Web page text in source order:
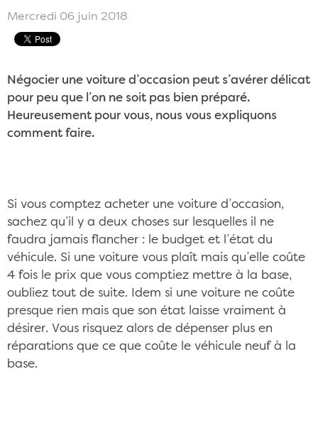
Mercredi 06 juin 2018
Négocier une voiture d’occasion peut s’avérer délicat
pour peu que l’on ne soit pas bien préparé.
Heureusement pour vous, nous vous expliquons
comment faire.
Si vous comptez acheter une voiture d’occasion,
sachez qu’il y a deux choses sur lesquelles il ne
faudra jamais flancher : le budget et l’état du
véhicule. Si une voiture vous plaît mais qu’elle coûte
4 fois le prix que vous comptiez mettre à la base,
oubliez tout de suite. Idem si une voiture ne coûte
presque rien mais que son état laisse vraiment à
désirer. Vous risquez alors de dépenser plus en
réparations que ce que coûte le véhicule neuf à la
base.